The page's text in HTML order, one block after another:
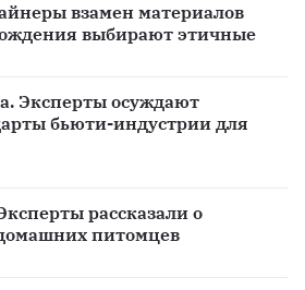
взамен материалов
выбирают этичные
Эксперты осуждают
бьюти-индустрии для
рассказали о
питомцев